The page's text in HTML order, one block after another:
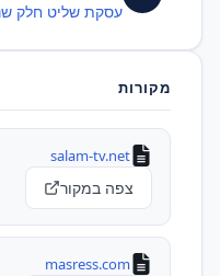
עסקת שליט חלק
מקורות
salam-tv.net
צפה במקור
masress.com